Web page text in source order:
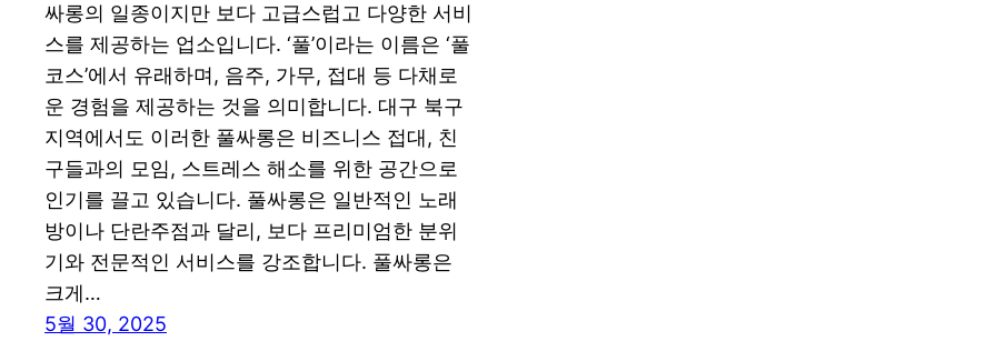
싸롱의 일종이지만 보다 고급스럽고 다양한 서비
스를 제공하는 업소입니다. ‘풀’이라는 이름은 ‘풀
코스’에서 유래하며, 음주, 가무, 접대 등 다채로
운 경험을 제공하는 것을 의미합니다. 대구 북구
지역에서도 이러한 풀싸롱은 비즈니스 접대, 친
구들과의 모임, 스트레스 해소를 위한 공간으로
인기를 끌고 있습니다. 풀싸롱은 일반적인 노래
방이나 단란주점과 달리, 보다 프리미엄한 분위
기와 전문적인 서비스를 강조합니다. 풀싸롱은
크게…
5월 30, 2025